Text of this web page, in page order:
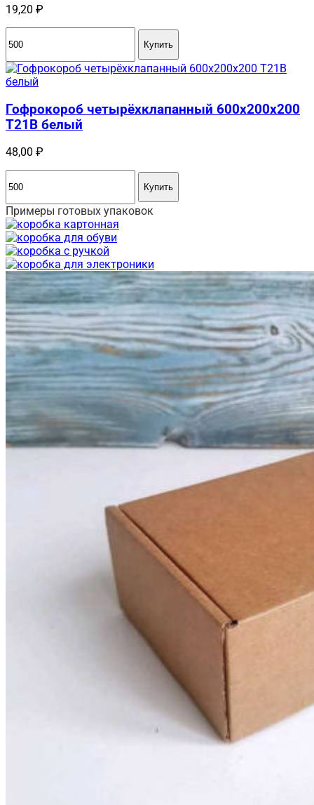
19,20 ₽
Купить
Гофрокороб четырёхклапанный 600х200х200
Т21В белый
48,00 ₽
Купить
Примеры готовых упаковок